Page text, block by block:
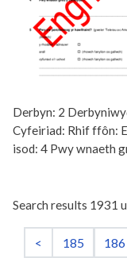
Derbyn: 2
Cyfeiriad: Rhif ffôn:
isod: 4 Pwy wnaeth
Search results 1931
< 185 186